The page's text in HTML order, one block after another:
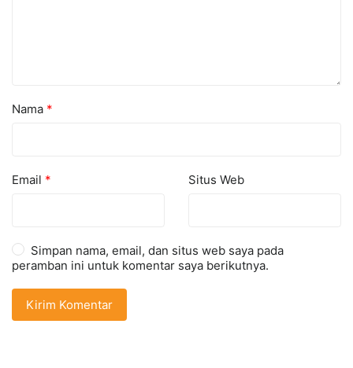
Nama *
Email * Situs Web
Simpan nama, email, dan situs web saya pada
peramban ini untuk komentar saya berikutnya.